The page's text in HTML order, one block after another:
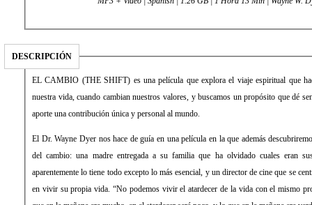
DESCRIPCIÓN
EL CAMBIO (THE SHIFT) es una película que explora el viaje espiritual que
nuestra vida, cuando cambian nuestros valores, y buscamos un propósito que dé
aporte una contribución única y personal al mundo.
El Dr. Wayne Dyer nos hace de guía en una película en la que además
del cambio: una madre entregada a su familia que ha olvidado cuales eran
aparentemente lo tiene todo excepto lo más esencial, y un director de cine que se
en vivir su propia vida. “No podemos vivir el atardecer de la vida con el mismo